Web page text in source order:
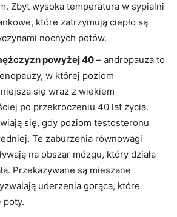
Zbyt wysoka temperatura w sypialni
które zatrzymują ciepło są
nocnych potów.
powyżej 40 – andropauza to
w której poziom
się wraz z wiekiem
po przekroczeniu 40 lat życia.
się, gdy poziom testosteronu
Te zaburzenia równowagi
na obszar mózgu, który działa
Przekazywane są mieszane
uderzenia gorąca, które
poty.